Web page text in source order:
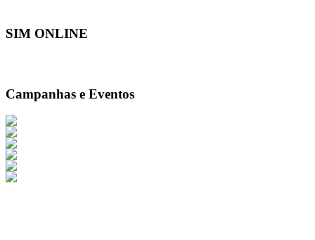
SIM ONLINE
Campanhas e Eventos